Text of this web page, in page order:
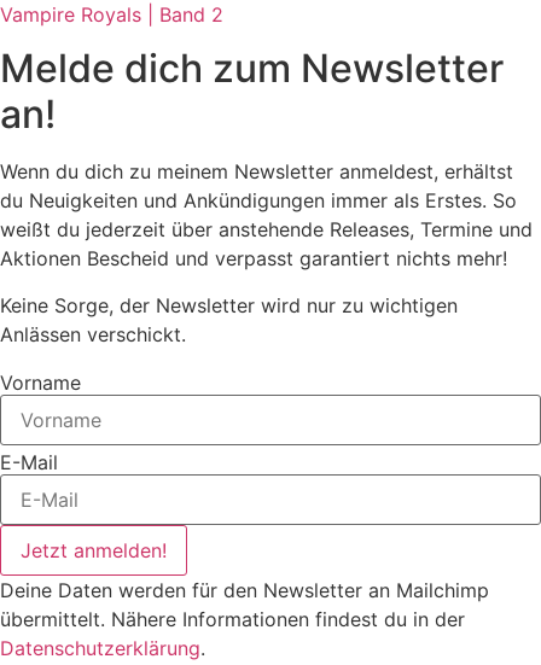
Vampire Royals | Band 2
Melde dich zum Newsletter
an!
Wenn du dich zu meinem Newsletter anmeldest, erhältst
du Neuigkeiten und Ankündigungen immer als Erstes. So
weißt du jederzeit über anstehende Releases, Termine und
Aktionen Bescheid und verpasst garantiert nichts mehr!
Keine Sorge, der Newsletter wird nur zu wichtigen
Anlässen verschickt.
Vorname
E-Mail
Jetzt anmelden!
Deine Daten werden für den Newsletter an Mailchimp
übermittelt. Nähere Informationen findest du in der
Datenschutzerklärung.